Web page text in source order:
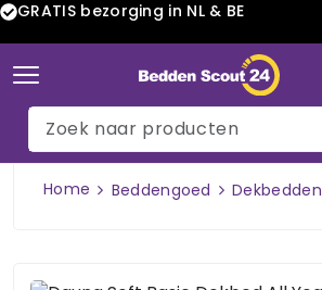
GRATIS bezorging in NL & BE
Home Beddengoed Dekbedden